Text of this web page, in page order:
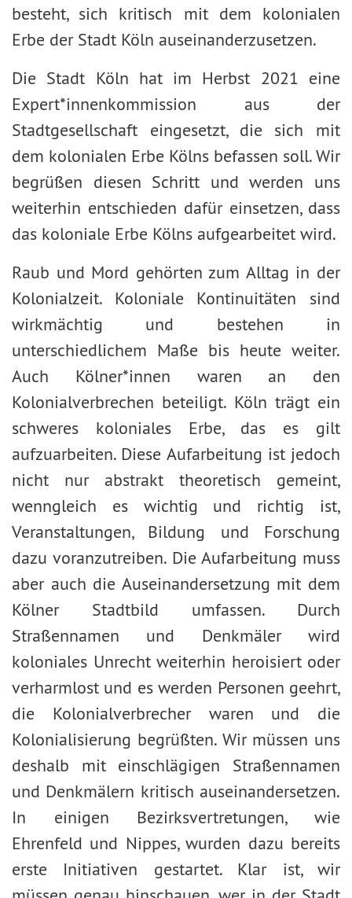
besteht, sich kritisch mit dem kolonialen
Erbe der Stadt Köln auseinanderzusetzen.
Die Stadt Köln hat im Herbst 2021 eine
Expert*innenkommission aus der
Stadtgesellschaft eingesetzt, die sich mit
dem kolonialen Erbe Kölns befassen soll. Wir
begrüßen diesen Schritt und werden uns
weiterhin entschieden dafür einsetzen, dass
das koloniale Erbe Kölns aufgearbeitet wird.
Raub und Mord gehörten zum Alltag in der
Kolonialzeit. Koloniale Kontinuitäten sind
wirkmächtig und bestehen in
unterschiedlichem Maße bis heute weiter.
Auch Kölner*innen waren an den
Kolonialverbrechen beteiligt. Köln trägt ein
schweres koloniales Erbe, das es gilt
aufzuarbeiten. Diese Aufarbeitung ist jedoch
nicht nur abstrakt theoretisch gemeint,
wenngleich es wichtig und richtig ist,
Veranstaltungen, Bildung und Forschung
dazu voranzutreiben. Die Aufarbeitung muss
aber auch die Auseinandersetzung mit dem
Kölner Stadtbild umfassen. Durch
Straßennamen und Denkmäler wird
koloniales Unrecht weiterhin heroisiert oder
verharmlost und es werden Personen geehrt,
die Kolonialverbrecher waren und die
Kolonialisierung begrüßten. Wir müssen uns
deshalb mit einschlägigen Straßennamen
und Denkmälern kritisch auseinandersetzen.
In einigen Bezirksvertretungen, wie
Ehrenfeld und Nippes, wurden dazu bereits
erste Initiativen gestartet. Klar ist, wir